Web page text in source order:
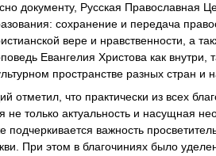
документу, Русская Православная
сохранение и передача
вере и нравственности, а
Евангелия Христова как внутри,
пространстве разных стран и
отметил, что практически из всех
не только актуальность и насущная
подчеркивается важность
При этом в благочиниях было